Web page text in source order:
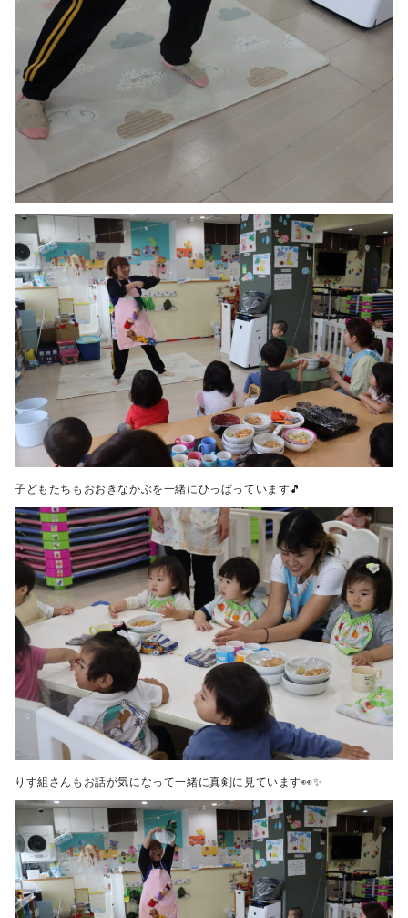
子どもたちもおおきなかぶを一緒にひっぱっています🎵
りす組さんもお話が気になって一緒に真剣に見ています👀✨